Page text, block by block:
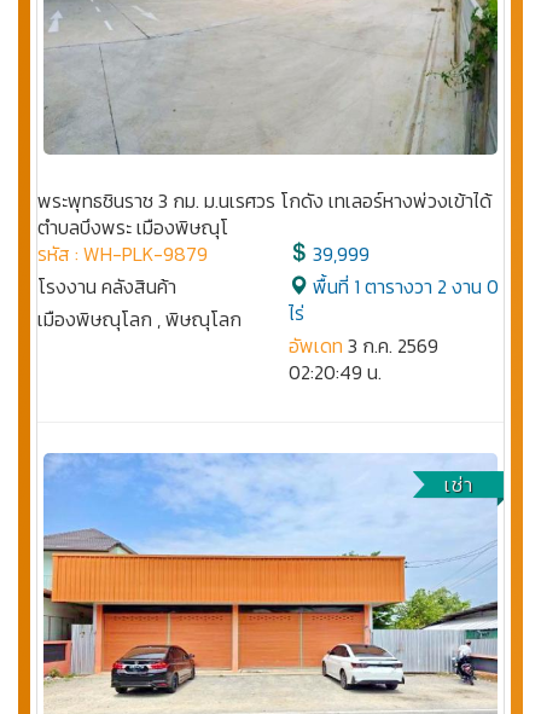
พระพุทธชินราช 3 กม. ม.นเรศวร โกดัง เทเลอร์หางพ่วงเข้าได้
ตำบลบึงพระ เมืองพิษณุโ
รหัส : WH-PLK-9879
โรงงาน คลังสินค้า
เมืองพิษณุโลก , พิษณุโลก
39,999
พื้นที่ 1 ตารางวา 2 งาน 0
ไร่
อัพเดท 3 ก.ค. 2569
02:20:49 น.
เช่า